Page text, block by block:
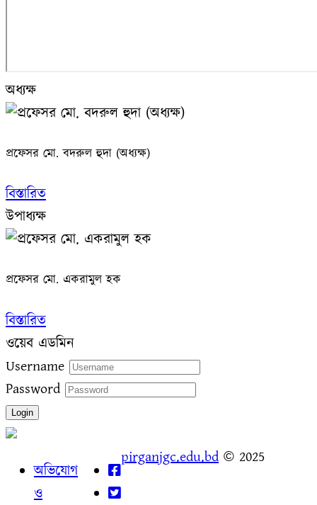
অধ্যক্ষ
প্রফেসর মো. বদরুল হুদা (অধ্যক্ষ)
বিস্তারিত
উপাধ্যক্ষ
প্রফেসর মো. একরামুল হক
বিস্তারিত
ওয়েব এডমিন
Username
Password
Login
অভিযোগ
ও
pirganjgc.edu.bd© 2025